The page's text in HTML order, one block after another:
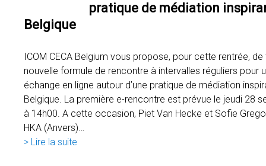
pratique de médiation
Belgique
ICOM CECA Belgium vous propose, pour cette rentrée,
nouvelle formule de rencontre à intervalles réguliers pour
échange en ligne autour d’une pratique de médiation
Belgique. La première e-rencontre est prévue le jeudi 28
à 14h00. A cette occasion, Piet Van Hecke et Sofie
HKA (Anvers)…
> Lire la suite